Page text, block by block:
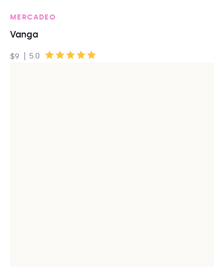
MERCADEO
Vanga
$9 | 5.0